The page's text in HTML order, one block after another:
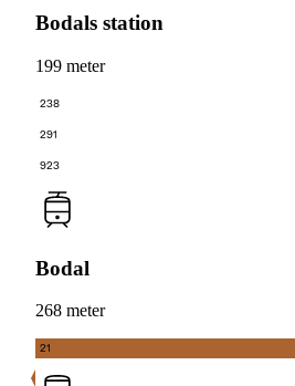
Bodals station
199 meter
238
291
923
Bodal
268 meter
21